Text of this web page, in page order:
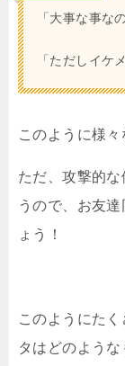
「大事な事な
「ただしイケ
このように様々
ただ、攻撃的
うので、お友
ょう！
このようにた
タはどのよう